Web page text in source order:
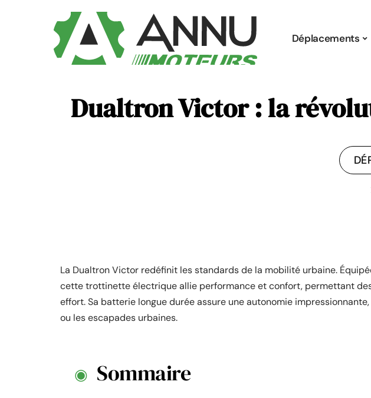
Déplacements
Dualtron Victor : la
La Dualtron Victor redéfinit les standards de la mobilité urbaine.
cette trottinette électrique allie performance et confort, permettant
effort. Sa batterie longue durée assure une autonomie
ou les escapades urbaines.
Sommaire